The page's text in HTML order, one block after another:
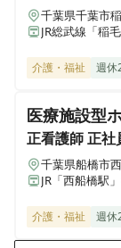
セントケアさい
千葉県木更津市幸町
千葉県四街道市鹿渡
セントケア訪問
千葉県木更津市幸町
セントケア看護
千葉県木更津市大久
千葉県千葉市
JR総武線「稲
介護・福祉 週休
医療施設型
正看護師正社
千葉県船橋市
JR「西船橋駅
介護・福祉 週休